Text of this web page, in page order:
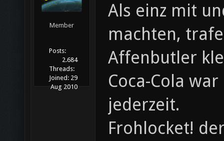
Member
Posts:
2.684
Threads:
29
Joined:
Aug 2010
Als einz mit
machten,
Affenbutler
Coca-Cola
jederzeit.
Frohlocket!